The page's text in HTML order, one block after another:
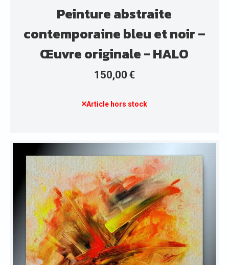
Peinture abstraite
contemporaine bleu et noir –
Œuvre originale - HALO
150,00 €
Article hors stock